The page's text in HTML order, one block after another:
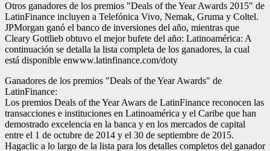
Otros ganadores de los premios "Deals of the Year Awards 2015" de
LatinFinance incluyen a Telefónica Vivo, Nemak, Gruma y Coltel.
JPMorgan ganó el banco de inversiones del año, mientras que
Cleary Gottlieb obtuvo el mejor bufete del año: Latinoamérica: A
continuación se detalla la lista completa de los ganadores, la cual
está disponible enwww.latinfinance.com/doty
Ganadores de los premios "Deals of the Year Awards" de
LatinFinance:
Los premios Deals of the Year Awars de LatinFinance reconocen las
transacciones e instituciones en Latinoamérica y el Caribe que han
demostrado excelencia en la banca y en los mercados de capital
entre el 1 de octubre de 2014 y el 30 de septiembre de 2015.
Hagaclic a lo largo de la lista para los detalles completos del ganador